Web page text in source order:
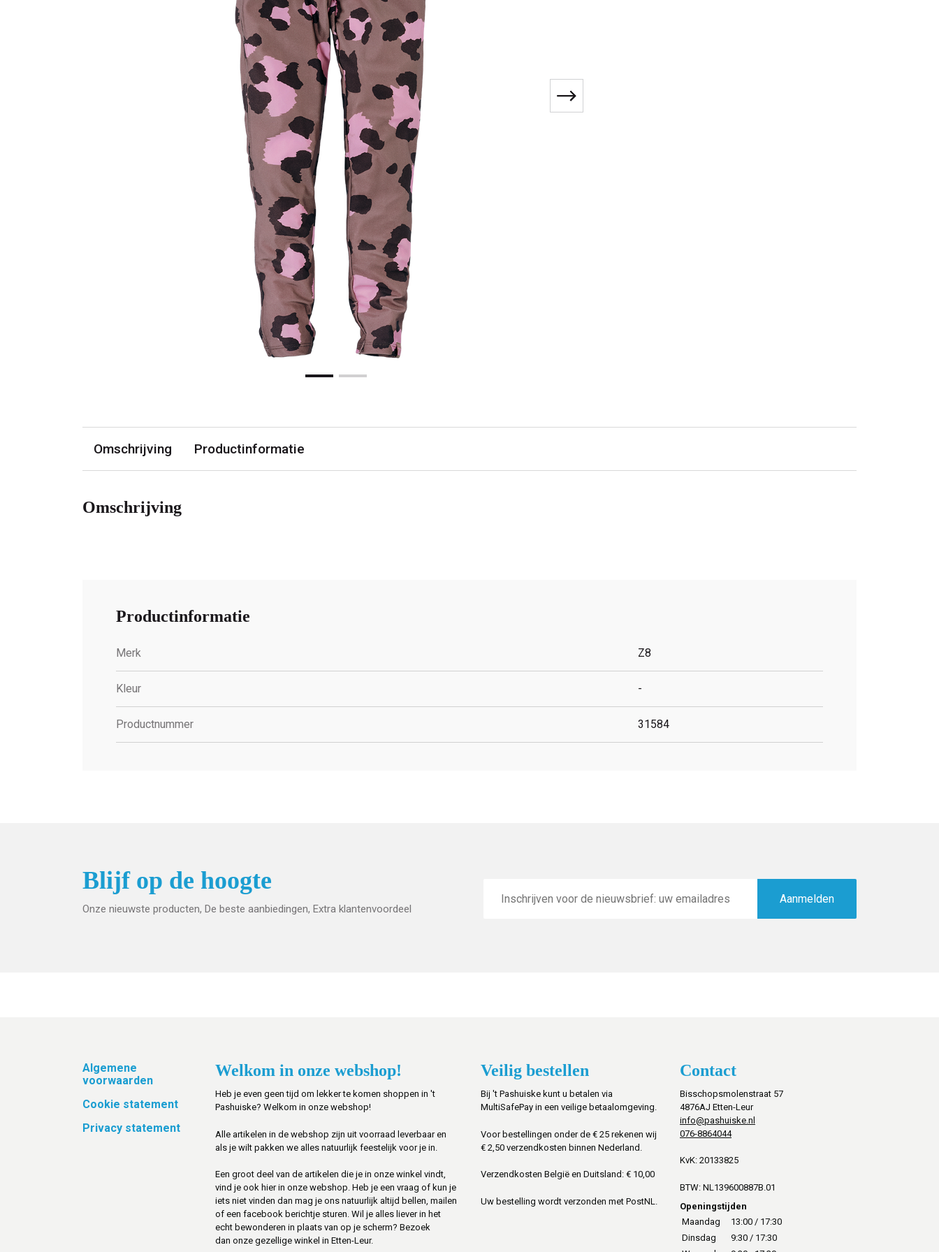
Omschrijving Productinformatie
Omschrijving
Productinformatie
Merk Z8
Kleur -
Productnummer 31584
Blijf op de hoogte
Onze nieuwste producten, De beste aanbiedingen, Extra klantenvoordeel
mailadres
Aanmelden
Footer
Algemene
voorwaarden
Cookie statement
Privacy statement
Welkom in onze webshop!
Heb je even geen tijd om lekker te komen shoppen in 't
Pashuiske? Welkom in onze webshop!
Alle artikelen in de webshop zijn uit voorraad leverbaar en
als je wilt pakken we alles natuurlijk feestelijk voor je in.
Een groot deel van de artikelen die je in onze winkel vindt,
vind je ook hier in onze webshop. Heb je een vraag of kun je
iets niet vinden dan mag je ons natuurlijk altijd bellen, mailen
of een facebook berichtje sturen. Wil je alles liever in het
echt bewonderen in plaats van op je scherm? Bezoek
dan onze gezellige winkel in Etten-Leur.
Veilig bestellen
Bij 't Pashuiske kunt u betalen via
MultiSafePay in een veilige betaalomgeving.
Voor bestellingen onder de € 25 rekenen wij
€ 2,50 verzendkosten binnen Nederland.
Verzendkosten België en Duitsland: € 10,00
Uw bestelling wordt verzonden met PostNL.
Contact
Bisschopsmolenstraat 57
4876AJ Etten-Leur
info@pashuiske.nl
076-8864044
KvK: 20133825
BTW: NL139600887B.01
Openingstijden
Maandag
13:00 / 17:30
Dinsdag
9:30 / 17:30